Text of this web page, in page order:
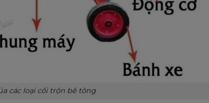
các loại cối trộn bê tông